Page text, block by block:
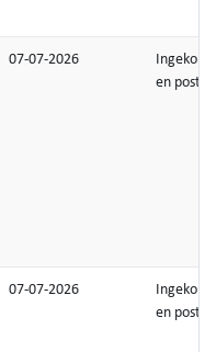
07-07-2026
Ingekom
en post
07-07-2026
Ingekom
en post